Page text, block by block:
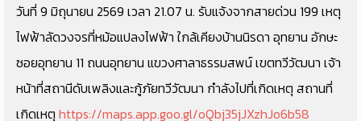
วันที่ 9 มิถุนายน 2569 เวลา 21.07 น. รับแจ้งจากสายด่วน 199 เหตุ
ไฟฟ้าลัดวงจรที่หม้อแปลงไฟฟ้า ใกล้เคียงบ้านนิรดา อุทยาน อักษะ
ซอยอุทยาน 11 ถนนอุทยาน แขวงศาลาธรรมสพน์ เขตทวีวัฒนา เจ้า
หน้าที่สถานีดับเพลิงและกู้ภัยทวีวัฒนา กำลังไปที่เกิดเหตุ สถานที่
เกิดเหตุ https://maps.app.goo.gl/oQbj35jJXzhJo6b58